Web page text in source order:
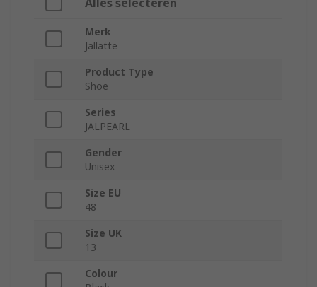
Alles selecteren
Merk
Jallatte
Product Type
Shoe
Series
JALPEARL
Gender
Unisex
Size EU
48
Size UK
13
Colour